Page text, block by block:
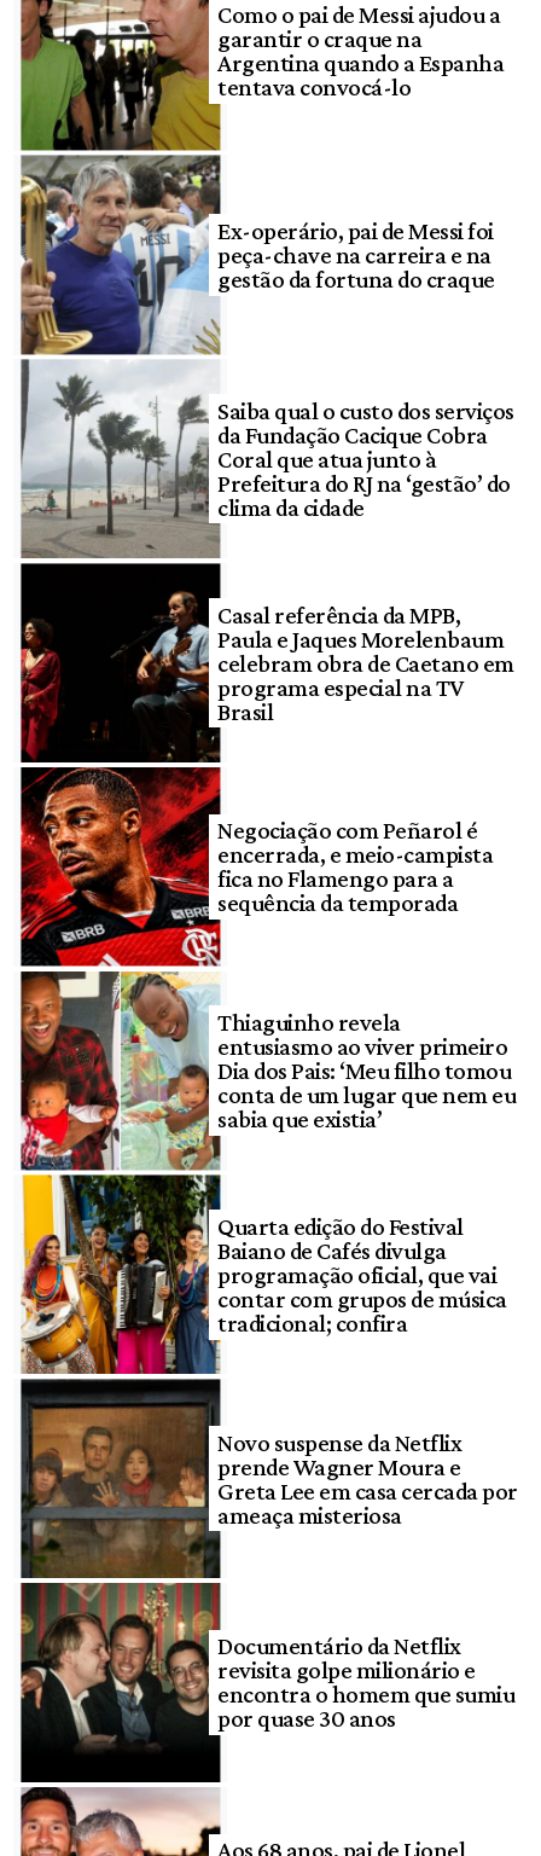
Como o pai de Messi ajudou a
garantir o craque na
Argentina quando a Espanha
tentava convocá-lo
Ex-operário, pai de Messi foi
peça-chave na carreira e na
gestão da fortuna do craque
Saiba qual o custo dos serviços
da Fundação Cacique Cobra
Coral que atua junto à
Prefeitura do RJ na ‘gestão’ do
clima da cidade
Casal referência da MPB,
Paula e Jaques Morelenbaum
celebram obra de Caetano em
programa especial na TV
Brasil
Negociação com Peñarol é
encerrada, e meio-campista
fica no Flamengo para a
sequência da temporada
Thiaguinho revela
entusiasmo ao viver primeiro
Dia dos Pais: ‘Meu filho tomou
conta de um lugar que nem eu
sabia que existia’
Quarta edição do Festival
Baiano de Cafés divulga
programação oficial, que vai
contar com grupos de música
tradicional; confira
Novo suspense da Netflix
prende Wagner Moura e
Greta Lee em casa cercada por
ameaça misteriosa
Documentário da Netflix
revisita golpe milionário e
encontra o homem que sumiu
por quase 30 anos
Aos 68 anos, pai de Lionel